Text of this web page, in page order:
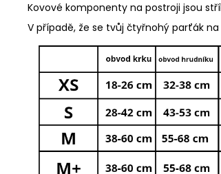
Kovové komponenty na postroji jsou
V případě, že se tvůj čtyřnohý parťák